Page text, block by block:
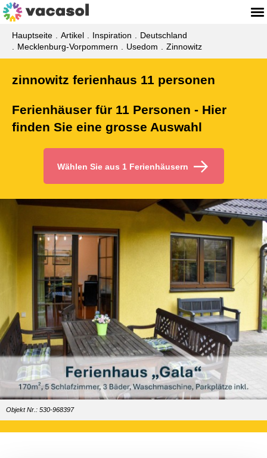
Hauptseite Artikel Inspiration
Deutschland
Mecklenburg-Vorpommern
Usedom Zinnowitz
zinnowitz ferienhaus 11 personen
Ferienhäuser für 11 Personen - Hier
finden Sie eine grosse Auswahl
Wählen Sie aus 1 Ferienhäusern
Objekt Nr.: 530-968397